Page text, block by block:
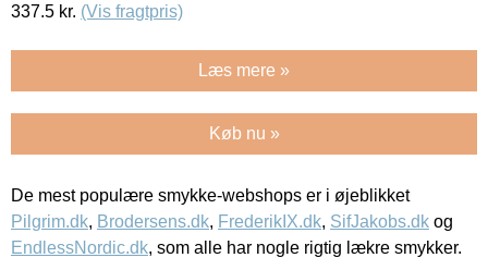
337.5 kr. (Vis fragtpris)
Læs mere »
Køb nu »
De mest populære smykke-webshops er i øjeblikket
Pilgrim.dk, Brodersens.dk, FrederikIX.dk, SifJakobs.dk og
EndlessNordic.dk, som alle har nogle rigtig lækre smykker.